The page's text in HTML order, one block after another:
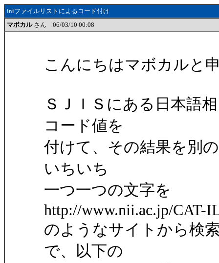
iniファイルリストによるコード付け
マボカルさん 06/03/10 00:08
こんにちはマボカルと
ＳＪＩＳにある日本語
コード値を
付けて、その結果を別
いちいち
一つ一つの文字を
http://www.nii.ac.jp/CAT-
のようなサイトから検
で、以下の